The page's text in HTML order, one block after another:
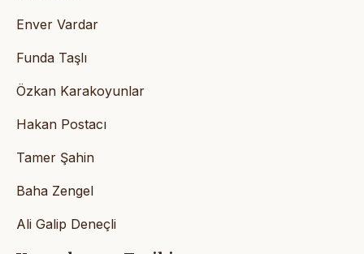
Enver Vardar
Funda Taşlı
Özkan Karakoyunlar
Hakan Postacı
Tamer Şahin
Baha Zengel
Ali Galip Deneçli